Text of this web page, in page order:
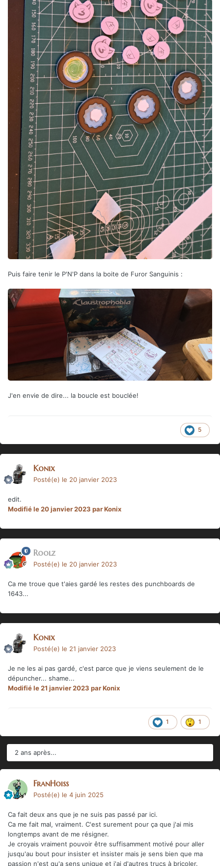
Puis faire tenir le P'N'P dans la boite de Furor Sanguinis :
J'en envie de dire... la boucle est bouclée!
5
Konix
Posté(e) le 20 janvier 2023
edit.
Modifiéle 20 janvier 2023 par Konix
Roolz
Posté(e) le 20 janvier 2023
Ca me troue que t'aies gardé les restes des punchboards de
1643...
Konix
Posté(e) le 21 janvier 2023
Je ne les ai pas gardé, c'est parce que je viens seulement de le
dépuncher... shame...
Modifiéle 21 janvier 2023 par Konix
1 1
2 ans après...
FranHoiss
Posté(e) le 4 juin 2025
Ca fait deux ans que je ne suis pas passé par ici.
Ca me fait mal, vraiment. C'est surement pour ça que j'ai mis
longtemps avant de me résigner.
Je croyais vraiment pouvoir être suffisamment motivé pour aller
jusqu'au bout pour insister et insister mais je sens bien que ma
passion n'est qu'a sens unique et j'ai d'autres trucs à bricoler.